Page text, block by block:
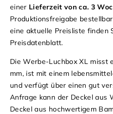
einer Lieferzeit von ca. 3
Produktionsfreigabe
eine aktuelle Preisliste finden
Preisdatenblatt.
Die Werbe-Luchbox XL misst
mm, ist mit einem
und verfügt über einen gut
Anfrage kann der Deckel aus
Deckel aus hochwertigem